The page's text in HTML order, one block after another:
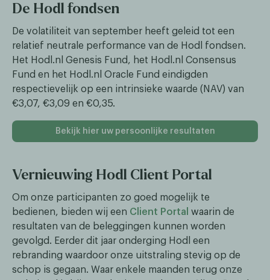
De Hodl fondsen
De volatiliteit van september heeft geleid tot een
relatief neutrale performance van de Hodl fondsen.
Het Hodl.nl Genesis Fund, het Hodl.nl Consensus
Fund en het Hodl.nl Oracle Fund eindigden
respectievelijk op een intrinsieke waarde (NAV) van
€3,07, €3,09 en €0,35.
Bekijk hier uw persoonlijke resultaten
Vernieuwing Hodl Client Portal
Om onze participanten zo goed mogelijk te
bedienen, bieden wij een Client Portal waarin de
resultaten van de beleggingen kunnen worden
gevolgd. Eerder dit jaar onderging Hodl een
rebranding waardoor onze uitstraling stevig op de
schop is gegaan. Waar enkele maanden terug onze